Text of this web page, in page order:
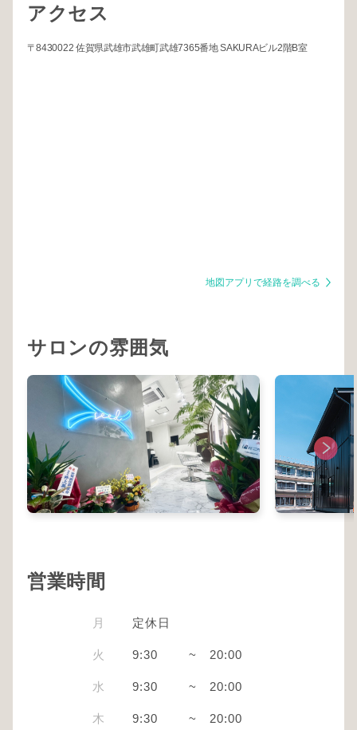
アクセス
〒8430022 佐賀県武雄市武雄町武雄7365番地 SAKURAビル2階B室
地図アプリで経路を調べる
サロンの雰囲気
営業時間
月 定休日
火 9:30 ~ 20:00
水 9:30 ~ 20:00
木 9:30 ~ 20:00